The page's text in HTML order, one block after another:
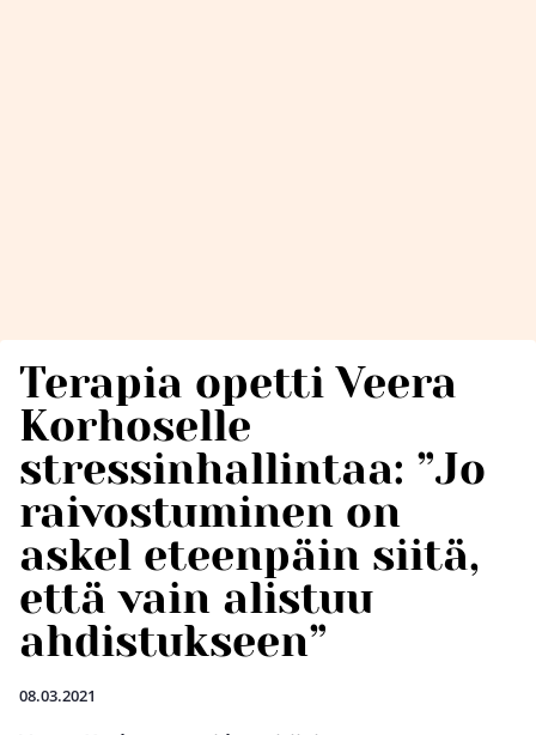
Terapia opetti Veera
Korhoselle
stressinhallintaa: ”Jo
raivostuminen on
askel eteenpäin siitä,
että vain alistuu
ahdistukseen”
08.03.2021